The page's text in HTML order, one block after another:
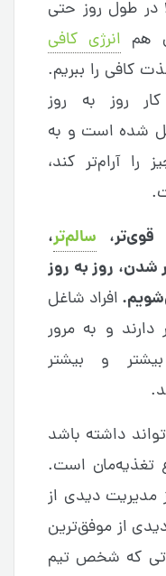
در طول روز حتی
هم انرژی کافی
کافی را ببریم.
روز به روز
شده است و به
آرام‌تر کند،
سالم‌تر،
شدن، روز به روز
افراد شاغل
دارند و به مرور
و بیشتر
داشته باشد
تغذیه‌مان است.
مدیریت دیدی از
از موفق‌ترین
که شخص تیم